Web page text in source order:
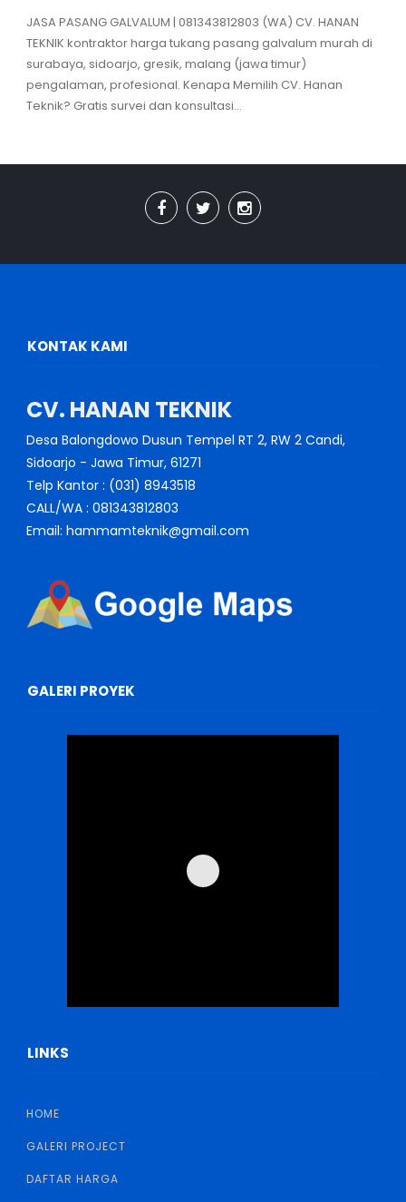
JASA PASANG GALVALUM | 081343812803 (WA) CV. HANAN
TEKNIK kontraktor harga tukang pasang galvalum murah di
surabaya, sidoarjo, gresik, malang (jawa timur)
pengalaman, profesional. Kenapa Memilih CV. Hanan
Teknik? Gratis survei dan konsultasi...
KONTAK KAMI
CV. HANAN TEKNIK
Desa Balongdowo Dusun Tempel RT 2, RW 2 Candi,
Sidoarjo - Jawa Timur, 61271
Telp Kantor : (031) 8943518
CALL/WA : 081343812803
Email: hammamteknik@gmail.com
GALERI PROYEK
LINKS
HOME
GALERI PROJECT
DAFTAR HARGA